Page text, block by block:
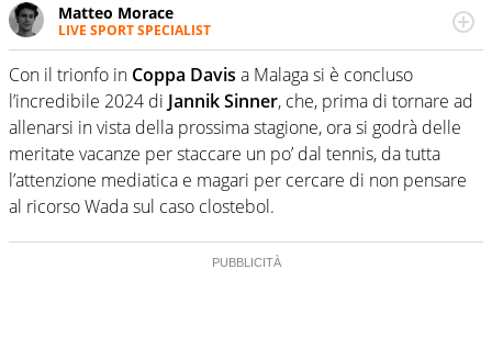
Matteo Morace
LIVE SPORT SPECIALIST
La multimedialità quale approccio personale e
professionale. Ama raccontare lo sport focalizzando ogni
attenzione sul tempo reale: la verità della dirette non
sono opinioni ma fatti
Con il trionfo in Coppa Davis a Malaga si è concluso
l’incredibile 2024 di Jannik Sinner, che, prima di tornare ad
allenarsi in vista della prossima stagione, ora si godrà delle
meritate vacanze per staccare un po’ dal tennis, da tutta
l’attenzione mediatica e magari per cercare di non pensare
al ricorso Wada sul caso clostebol.